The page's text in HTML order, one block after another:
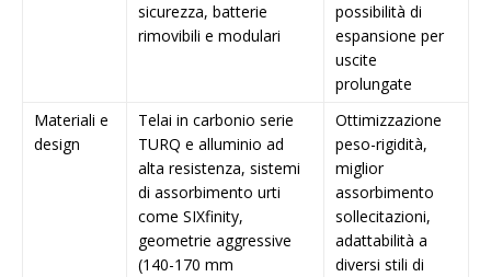
sicurezza, batterie
rimovibili e modulari
possibilità di
espansione per
uscite
prolungate
Materiali e
design
Telai in carbonio serie
TURQ e alluminio ad
alta resistenza, sistemi
di assorbimento urti
come SIXfinity,
geometrie aggressive
(140-170 mm
Ottimizzazione
peso-rigidità,
miglior
assorbimento
sollecitazioni,
adattabilità a
diversi stili di